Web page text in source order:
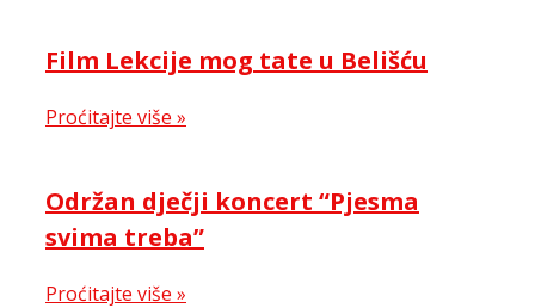
Film Lekcije mog tate u Belišću
Proćitajte više »
Održan dječji koncert “Pjesma
svima treba”
Proćitajte više »